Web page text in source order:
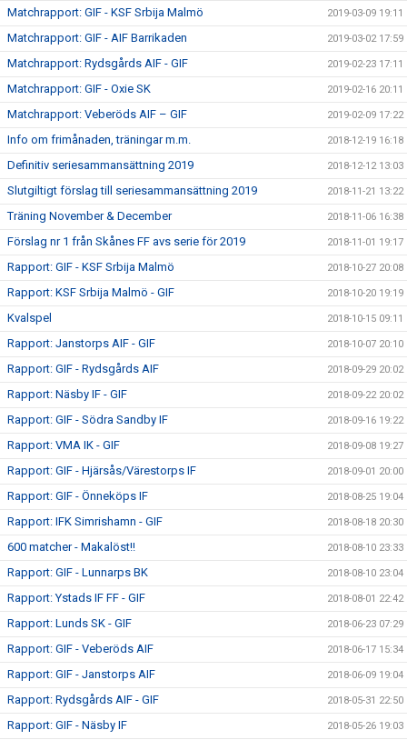
Matchrapport: GIF - KSF Srbija Malmö 2019-03-09 19:11
Matchrapport: GIF - AIF Barrikaden 2019-03-02 17:59
Matchrapport: Rydsgårds AIF - GIF 2019-02-23 17:11
Matchrapport: GIF - Oxie SK 2019-02-16 20:11
Matchrapport: Veberöds AIF – GIF 2019-02-09 17:22
Info om frimånaden, träningar m.m. 2018-12-19 16:18
Definitiv seriesammansättning 2019 2018-12-12 13:03
Slutgiltigt förslag till seriesammansättning 2019 2018-11-21 13:22
Träning November & December 2018-11-06 16:38
Förslag nr 1 från Skånes FF avs serie för 2019 2018-11-01 19:17
Rapport: GIF - KSF Srbija Malmö 2018-10-27 20:08
Rapport: KSF Srbija Malmö - GIF 2018-10-20 19:19
Kvalspel 2018-10-15 09:11
Rapport: Janstorps AIF - GIF 2018-10-07 20:10
Rapport: GIF - Rydsgårds AIF 2018-09-29 20:02
Rapport: Näsby IF - GIF 2018-09-22 20:02
Rapport: GIF - Södra Sandby IF 2018-09-16 19:22
Rapport: VMA IK - GIF 2018-09-08 19:27
Rapport: GIF - Hjärsås/Värestorps IF 2018-09-01 20:00
Rapport: GIF - Önneköps IF 2018-08-25 19:04
Rapport: IFK Simrishamn - GIF 2018-08-18 20:30
600 matcher - Makalöst!! 2018-08-10 23:33
Rapport: GIF - Lunnarps BK 2018-08-10 23:04
Rapport: Ystads IF FF - GIF 2018-08-01 22:42
Rapport: Lunds SK - GIF 2018-06-23 07:29
Rapport: GIF - Veberöds AIF 2018-06-17 15:34
Rapport: GIF - Janstorps AIF 2018-06-09 19:04
Rapport: Rydsgårds AIF - GIF 2018-05-31 22:50
Rapport: GIF - Näsby IF 2018-05-26 19:03